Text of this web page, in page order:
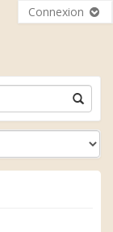
Connexion